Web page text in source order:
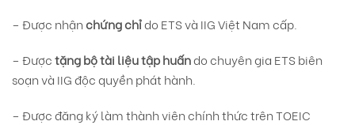
– Được nhậnchứng chỉdo ETS và IIG Việt Nam cấp.
– Đượctặng bộ tài liệu tập huấndo chuyên gia ETS biên
soạn và IIG độc quyền phát hành.
– Được đăng ký làm thành viên chính thức trên TOEIC